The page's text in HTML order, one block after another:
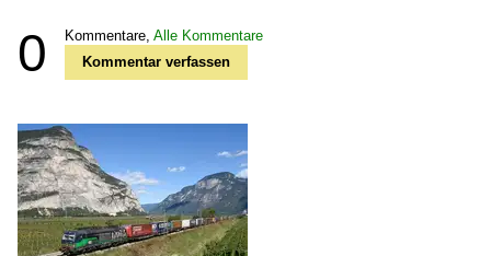
0 Kommentare, Alle Kommentare
Kommentar verfassen